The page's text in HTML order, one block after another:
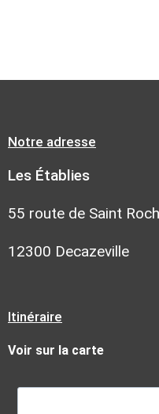
Notre adresse
Les Établies
55 route de Saint Roch
12300 Decazeville
Itinéraire
Voir sur la carte